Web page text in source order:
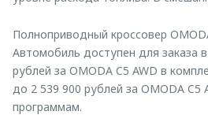
Полноприводный кроссовер
Автомобиль доступен для заказа
рублей за OMODA C5 AWD в
до 2 539 900 рублей за OMODA
программам.